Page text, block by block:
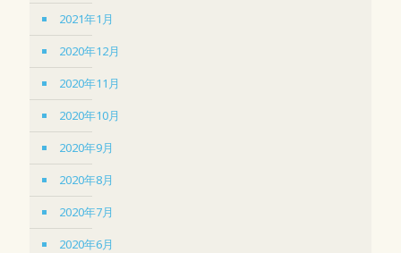
2021年1月
2020年12月
2020年11月
2020年10月
2020年9月
2020年8月
2020年7月
2020年6月